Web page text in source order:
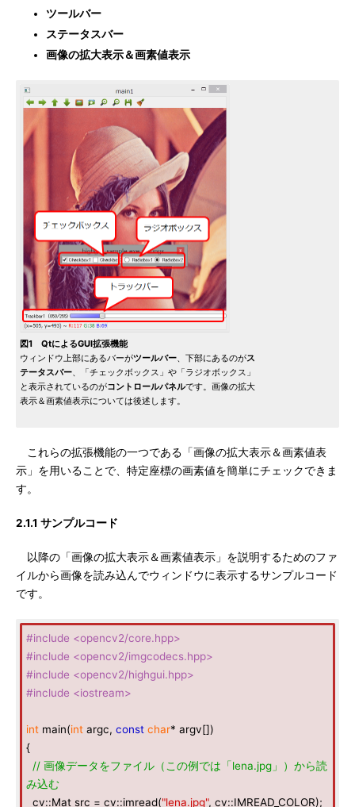
ツールバー
ステータスバー
画像の拡大表示＆画素値表示
図1 QtによるGUI拡張機能
ウィンドウ上部にあるバーがツールバー、下部にあるのがス
テータスバー、「チェックボックス」や「ラジオボックス」
と表示されているのがコントロールパネルです。画像の拡大
表示＆画素値表示については後述します。
これらの拡張機能の一つである「画像の拡大表示＆画素値表
示」を用いることで、特定座標の画素値を簡単にチェックできま
す。
2.1.1 サンプルコード
以降の「画像の拡大表示＆画素値表示」を説明するためのファ
イルから画像を読み込んでウィンドウに表示するサンプルコード
です。
#include <opencv2/core.hpp>
#include <opencv2/imgcodecs.hpp>
#include <opencv2/highgui.hpp>
#include <iostream>
int main(int argc, const char* argv[])
{
// 画像データをファイル（この例では「lena.jpg」）から読
み込む
cv::Mat src = cv::imread("lena.jpg", cv::IMREAD_COLOR);